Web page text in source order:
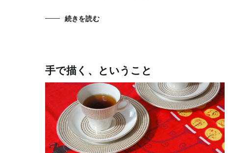
続きを読む
手で描く、ということ